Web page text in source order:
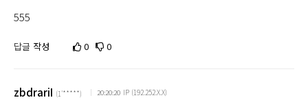
555
답글 작성 0 0
zbdrariI (1'*****) 20:20:20 IP (192.252.X.X)